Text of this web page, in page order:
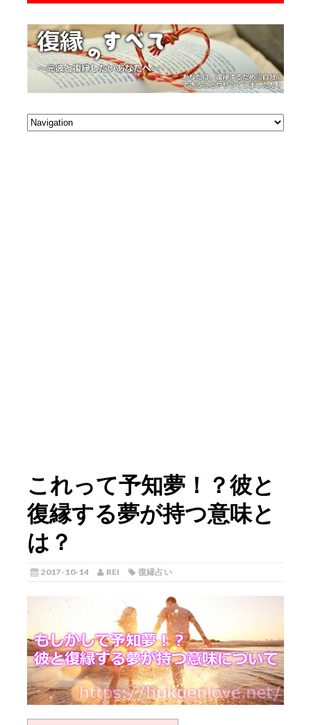
これって予知夢！？彼と
復縁する夢が持つ意味と
は？
2017-10-14 REI 復縁占い